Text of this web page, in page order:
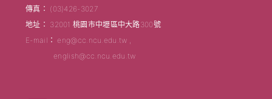
傳真： (03)426-3027
地址： 32001 桃園市中壢區中大路300號
E-mail： eng@cc.ncu.edu.tw ,
english@cc.ncu.edu.tw